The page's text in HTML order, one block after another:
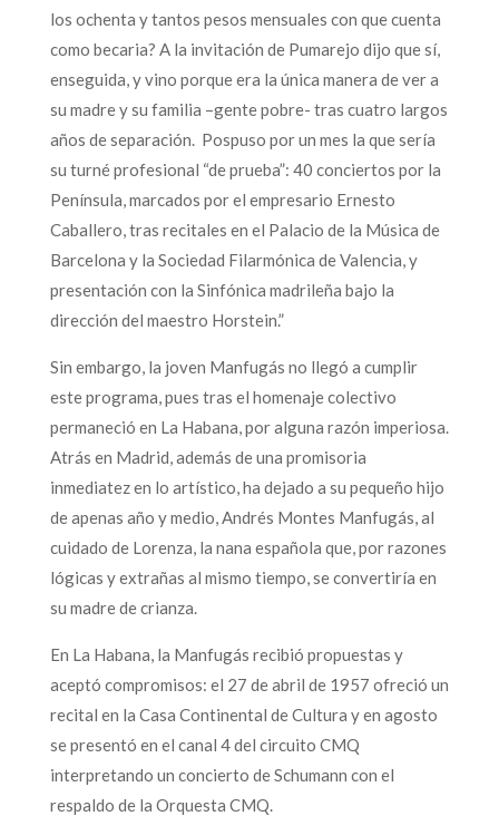
los ochenta y tantos pesos mensuales con que cuenta
como becaria? A la invitación de Pumarejo dijo que sí,
enseguida, y vino porque era la única manera de ver a
su madre y su familia –gente pobre- tras cuatro largos
años de separación. Pospuso por un mes la que sería
su turné profesional “de prueba”: 40 conciertos por la
Península, marcados por el empresario Ernesto
Caballero, tras recitales en el Palacio de la Música de
Barcelona y la Sociedad Filarmónica de Valencia, y
presentación con la Sinfónica madrileña bajo la
dirección del maestro Horstein.”
Sin embargo, la joven Manfugás no llegó a cumplir
este programa, pues tras el homenaje colectivo
permaneció en La Habana, por alguna razón imperiosa.
Atrás en Madrid, además de una promisoria
inmediatez en lo artístico, ha dejado a su pequeño hijo
de apenas año y medio, Andrés Montes Manfugás, al
cuidado de Lorenza, la nana española que, por razones
lógicas y extrañas al mismo tiempo, se convertiría en
su madre de crianza.
En La Habana, la Manfugás recibió propuestas y
aceptó compromisos: el 27 de abril de 1957 ofreció un
recital en la Casa Continental de Cultura y en agosto
se presentó en el canal 4 del circuito CMQ
interpretando un concierto de Schumann con el
respaldo de la Orquesta CMQ.